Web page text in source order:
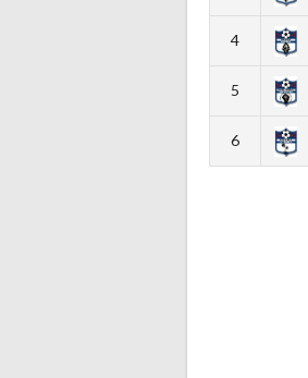
4
5
6